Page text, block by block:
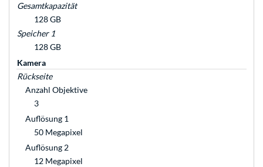
Gesamtkapazität
128 GB
Speicher 1
128 GB
Kamera
Rückseite
Anzahl Objektive
3
Auflösung 1
50 Megapixel
Auflösung 2
12 Megapixel